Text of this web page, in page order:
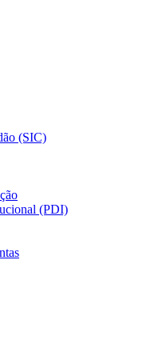
(SIC)
(PDI)